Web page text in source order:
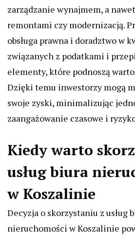
zarządzanie wynajmem, a
remontami czy modernizacją.
obsługa prawna i doradztwo w
związanych z podatkami i
elementy, które podnoszą
Dzięki temu inwestorzy mogą
swoje zyski, minimalizując
zaangażowanie czasowe i
Kiedy warto
usług biura
w Koszalinie
Decyzja o skorzystaniu z usług
nieruchomości w Koszalinie